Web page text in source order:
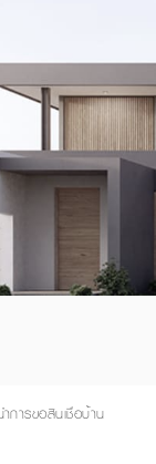
ำการขอสินเชื่อบ้าน